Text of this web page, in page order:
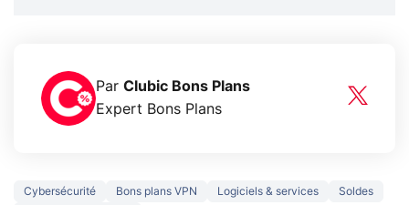
Par Clubic Bons Plans
Expert Bons Plans
Cybersécurité Bons plans VPN Logiciels & services
Soldes